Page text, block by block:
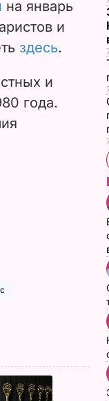
на январь
и
здесь.
и
года.